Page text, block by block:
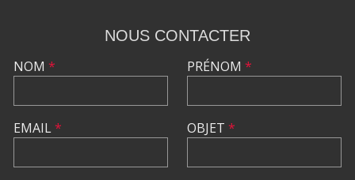
NOUS CONTACTER
NOM *
EMAIL*
PRÉNOM *
OBJET *